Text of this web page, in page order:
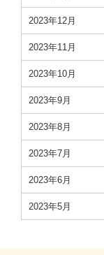
2023年12月
2023年11月
2023年10月
2023年9月
2023年8月
2023年7月
2023年6月
2023年5月